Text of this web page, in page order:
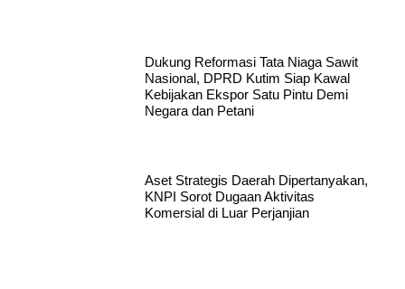
Dukung Reformasi Tata Niaga Sawit
Nasional, DPRD Kutim Siap Kawal
Kebijakan Ekspor Satu Pintu Demi
Negara dan Petani
Aset Strategis Daerah Dipertanyakan,
KNPI Sorot Dugaan Aktivitas
Komersial di Luar Perjanjian